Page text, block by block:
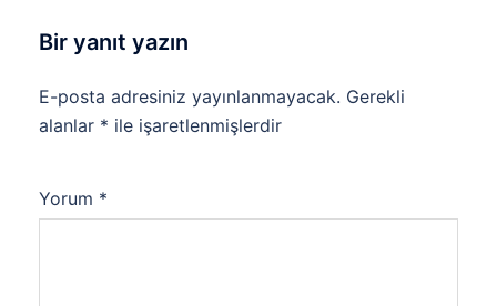
Bir yanıt yazın
E-posta adresiniz yayınlanmayacak. Gerekli
alanlar * ile işaretlenmişlerdir
Yorum *